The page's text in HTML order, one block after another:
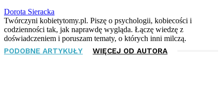
Dorota Sieracka
Twórczyni kobietytomy.pl. Piszę o psychologii, kobiecości i
codzienności tak, jak naprawdę wygląda. Łączę wiedzę z
doświadczeniem i poruszam tematy, o których inni milczą.
PODOBNE ARTYKUŁY WIĘCEJ OD AUTORA